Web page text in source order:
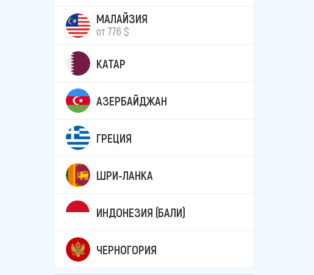
МАЛАЙЗИЯ
от 776 $
КАТАР
АЗЕРБАЙДЖАН
ГРЕЦИЯ
ШРИ-ЛАНКА
ИНДОНЕЗИЯ (БАЛИ)
ЧЕРНОГОРИЯ